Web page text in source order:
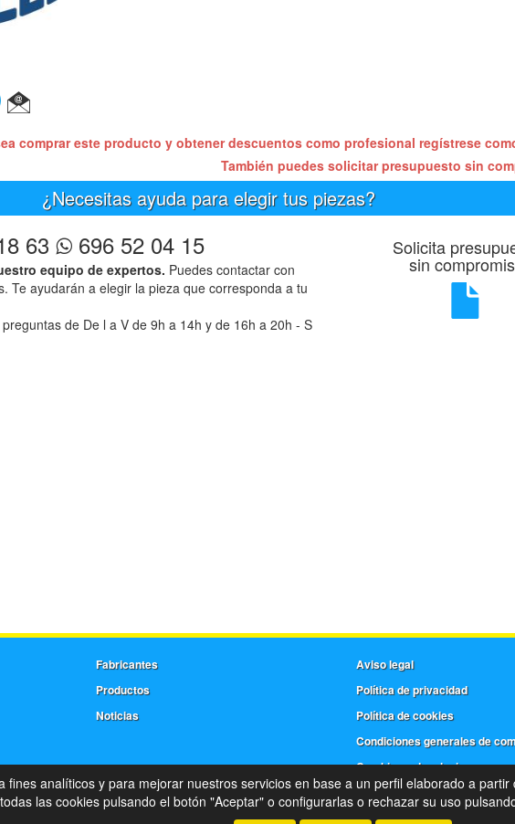
comprar este producto y obtener descuentos como profesional regístrese
También puedes solicitar presupuesto sin
¿Necesitas ayuda para elegir tus piezas?
63 696 52 04 15
equipo de expertos. Puedes contactar con
Te ayudarán a elegir la pieza que corresponda a tu
de De l a V de 9h a 14h y de 16h a 20h - S
Solicita
sin
Fabricantes
Productos
Noticias
Aviso legal
Política de privacidad
Política de cookies
Condiciones generales de
Cambios y devoluciones
Frera- 2026 -Tienda online de recambios de Gira
fines analíticos y para mejorar nuestros servicios en base a un perfil elaborado a
las cookies pulsando el botón "Aceptar" o configurarlas o rechazar su uso